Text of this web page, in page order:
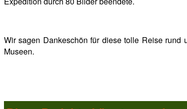
Wir sagen Dankeschön für diese tolle Reise rund
Museen.